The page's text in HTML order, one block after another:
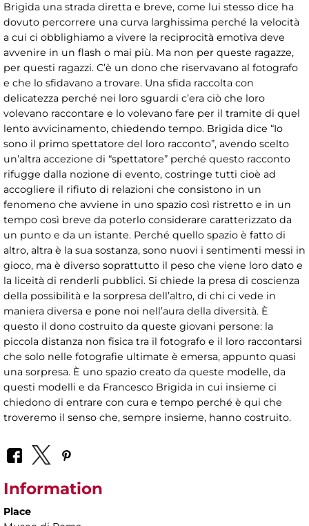
Brigida una strada diretta e breve, come lui stesso dice ha
dovuto percorrere una curva larghissima perché la velocità
a cui ci obblighiamo a vivere la reciprocità emotiva deve
avvenire in un flash o mai più. Ma non per queste ragazze,
per questi ragazzi. C’è un dono che riservavano al fotografo
e che lo sfidavano a trovare. Una sfida raccolta con
delicatezza perché nei loro sguardi c’era ciò che loro
volevano raccontare e lo volevano fare per il tramite di quel
lento avvicinamento, chiedendo tempo. Brigida dice “Io
sono il primo spettatore del loro racconto”, avendo scelto
un’altra accezione di “spettatore” perché questo racconto
rifugge dalla nozione di evento, costringe tutti cioè ad
accogliere il rifiuto di relazioni che consistono in un
fenomeno che avviene in uno spazio così ristretto e in un
tempo così breve da poterlo considerare caratterizzato da
un punto e da un istante. Perché quello spazio è fatto di
altro, altra è la sua sostanza, sono nuovi i sentimenti messi in
gioco, ma è diverso soprattutto il peso che viene loro dato e
la liceità di renderli pubblici. Si chiede la presa di coscienza
della possibilità e la sorpresa dell’altro, di chi ci vede in
maniera diversa e pone noi nell’aura della diversità. È
questo il dono costruito da queste giovani persone: la
piccola distanza non fisica tra il fotografo e il loro raccontarsi
che solo nelle fotografie ultimate è emersa, appunto quasi
una sorpresa. È uno spazio creato da queste modelle, da
questi modelli e da Francesco Brigida in cui insieme ci
chiedono di entrare con cura e tempo perché è qui che
troveremo il senso che, sempre insieme, hanno costruito.
Information
Place